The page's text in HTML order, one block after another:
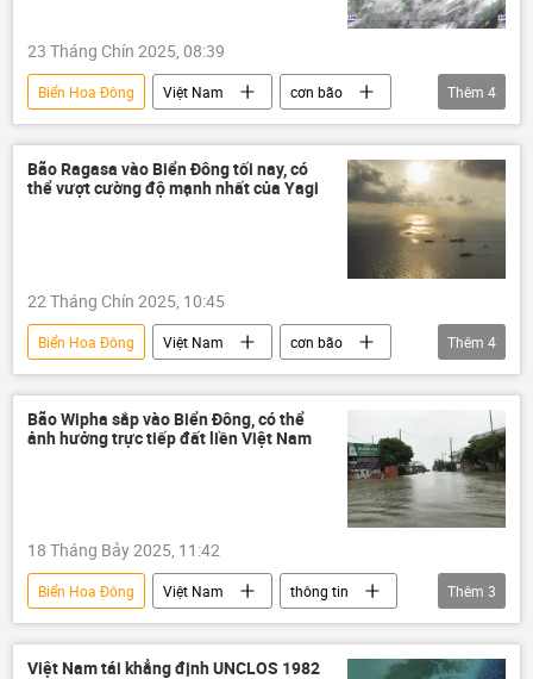
ngoại giao
23 Tháng Chín 2025, 08:39
Biển Hoa Đông Việt Nam
cơn bão
Mưa bão, lũ lụt lịch sử, thiên tai kinh hoàng ở Việt Nam
siêu bão
thiên tai Thời tiết
Thêm 4
Bão Ragasa vào Biển Đông tối nay, có
thể vượt cường độ mạnh nhất của Yagi
22 Tháng Chín 2025, 10:45
Biển Hoa Đông Việt Nam
cơn bão
Mưa bão, lũ lụt lịch sử, thiên tai kinh hoàng ở Việt Nam
siêu bão
Thời tiết thiên tai
Thêm 4
Bão Wipha sắp vào Biển Đông, có thể
ảnh hưởng trực tiếp đất liền Việt Nam
18 Tháng Bảy 2025, 11:42
Biển Hoa Đông Việt Nam
thông tin
cơn bão
Mưa bão, lũ lụt lịch sử, thiên tai kinh hoàng ở Việt Nam
Thêm 3
Việt Nam tái khẳng định UNCLOS 1982